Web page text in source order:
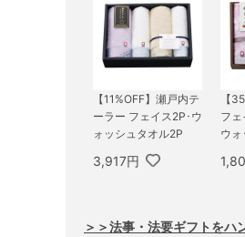
【11%OFF】瀬戸内テ
ーラー フェイス2P･ウ
ォッシュタオル2P
3,917円
【
フェ
ウ
＞＞法事・法要ギフトをハ